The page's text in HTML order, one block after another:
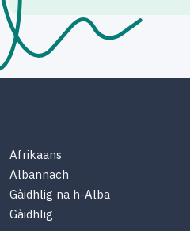
Afrikaans
Albannach
Gàidhlig na h-Alba
Gàidhlig